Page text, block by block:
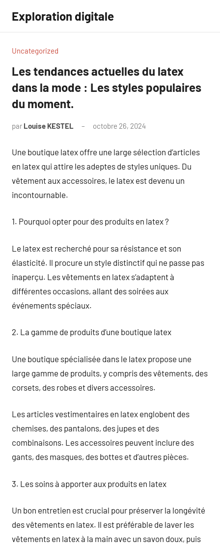
contenu
Exploration digitale
Uncategorized
Les tendances actuelles du latex
dans la mode : Les styles populaires
du moment.
par Louise KESTEL octobre 26, 2024
Une boutique latex offre une large sélection d’articles
en latex qui attire les adeptes de styles uniques. Du
vêtement aux accessoires, le latex est devenu un
incontournable.
1. Pourquoi opter pour des produits en latex ?
Le latex est recherché pour sa résistance et son
élasticité. Il procure un style distinctif qui ne passe pas
inaperçu. Les vêtements en latex s’adaptent à
différentes occasions, allant des soirées aux
événements spéciaux.
2. La gamme de produits d’une boutique latex
Une boutique spécialisée dans le latex propose une
large gamme de produits, y compris des vêtements, des
corsets, des robes et divers accessoires.
Les articles vestimentaires en latex englobent des
chemises, des pantalons, des jupes et des
combinaisons. Les accessoires peuvent inclure des
gants, des masques, des bottes et d’autres pièces.
3. Les soins à apporter aux produits en latex
Un bon entretien est crucial pour préserver la longévité
des vêtements en latex. Il est préférable de laver les
vêtements en latex à la main avec un savon doux, puis